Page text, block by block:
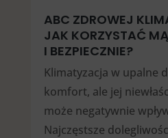
ABC ZDROWEJ
JAK KORZYSTAĆ
I BEZPIECZNIE?
Klimatyzacja w upalne
komfort, ale jej
może negatywnie
Najczęstsze